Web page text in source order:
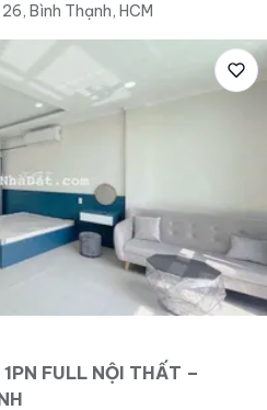
Bình Thạnh, HCM
FULL NỘI THẤT –